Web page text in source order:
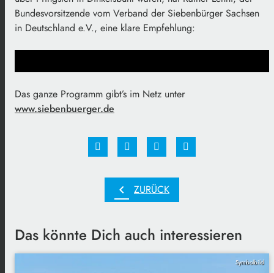
Bundesvorsitzende vom Verband der Siebenbürger Sachsen
in Deutschland e.V., eine klare Empfehlung:
Das ganze Programm gibt’s im Netz unter
www.siebenbuerger.de
chevron_left ZURÜCK
Das könnte Dich auch interessieren
Symbolbild